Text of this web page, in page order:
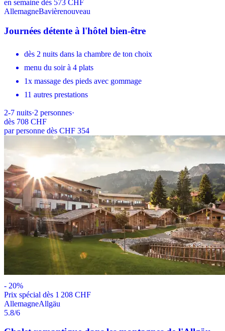
en semaine dès 573 CHF
AllemagneBavièrenouveau
Journées détente à l'hôtel bien-être
dès 2 nuits dans la chambre de ton choix
menu du soir à 4 plats
1x massage des pieds avec gommage
11 autres prestations
2-7 nuits·2 personnes·
dès 708 CHF
par personne dès CHF 354
- 20%
Prix ​​spécial dès 1 208 CHF
AllemagneAllgäu
5.8/6